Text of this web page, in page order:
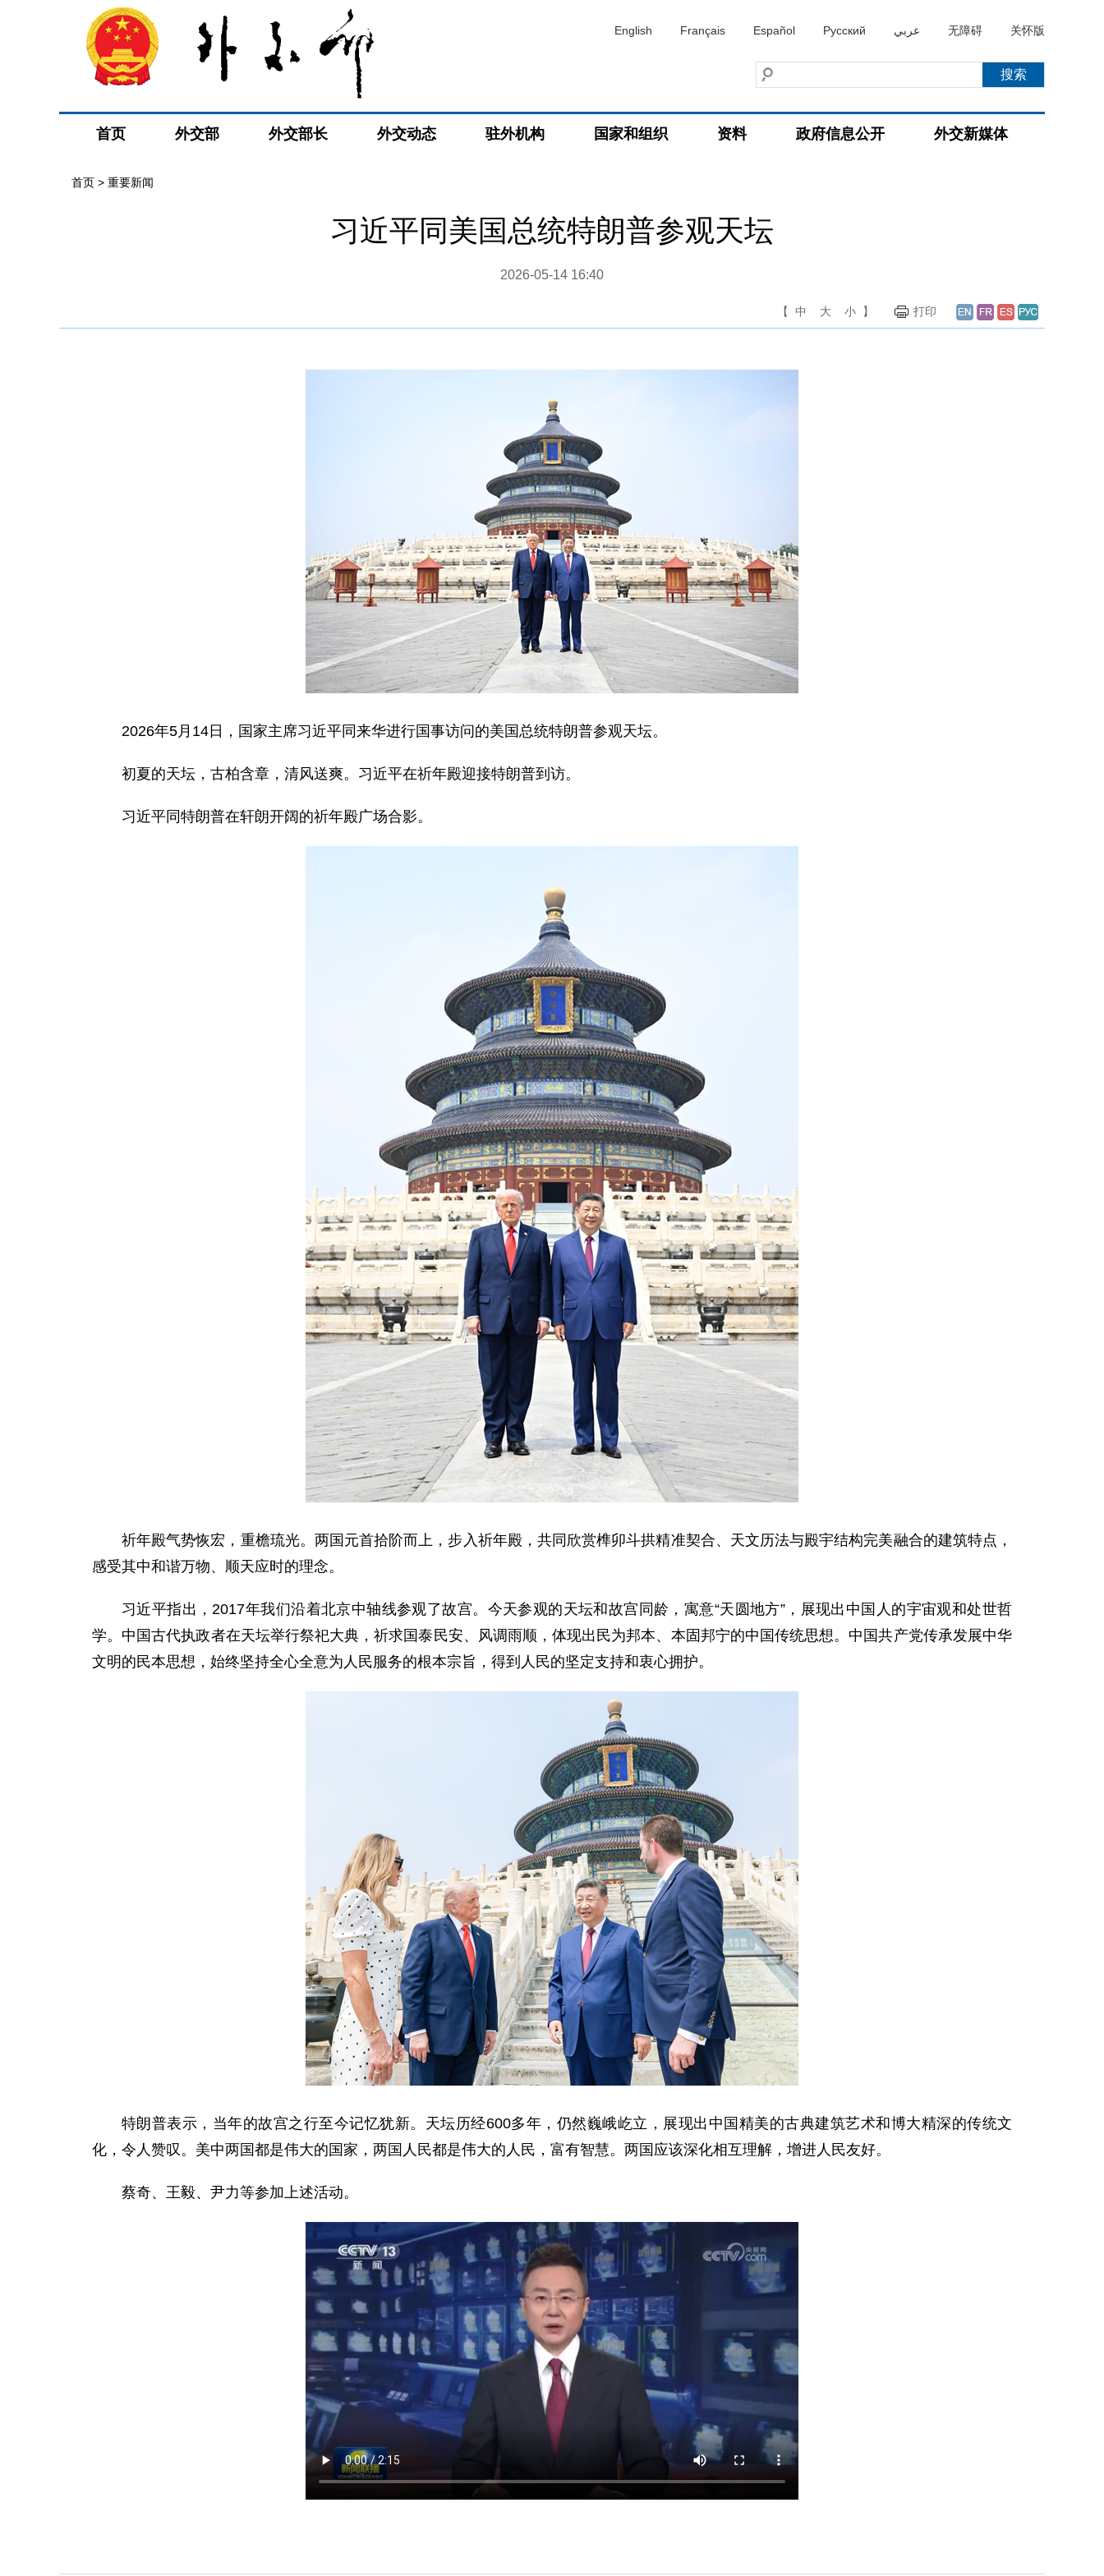
English Français Español Русский عربي 无障碍 关怀版
首页 外交部 外交部长 外交动态 驻外机构 国家和组织 资料 政府信息公开 外交新媒体
首页 > 重要新闻
习近平同美国总统特朗普参观天坛
2026-05-14 16:40
【 中 大 小 】 打印
2026年5月14日，国家主席习近平同来华进行国事访问的美国总统特朗普参观天坛。
初夏的天坛，古柏含章，清风送爽。习近平在祈年殿迎接特朗普到访。
习近平同特朗普在轩朗开阔的祈年殿广场合影。
祈年殿气势恢宏，重檐琉光。两国元首拾阶而上，步入祈年殿，共同欣赏榫卯斗拱精准契合、天文历法与殿宇结构完美融合的建筑特点，
感受其中和谐万物、顺天应时的理念。
习近平指出，2017年我们沿着北京中轴线参观了故宫。今天参观的天坛和故宫同龄，寓意“天圆地方”，展现出中国人的宇宙观和处世哲
学。中国古代执政者在天坛举行祭祀大典，祈求国泰民安、风调雨顺，体现出民为邦本、本固邦宁的中国传统思想。中国共产党传承发展中华
文明的民本思想，始终坚持全心全意为人民服务的根本宗旨，得到人民的坚定支持和衷心拥护。
特朗普表示，当年的故宫之行至今记忆犹新。天坛历经600多年，仍然巍峨屹立，展现出中国精美的古典建筑艺术和博大精深的传统文
化，令人赞叹。美中两国都是伟大的国家，两国人民都是伟大的人民，富有智慧。两国应该深化相互理解，增进人民友好。
蔡奇、王毅、尹力等参加上述活动。